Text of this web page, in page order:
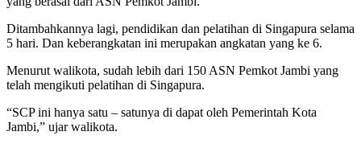
Ditambahkannya lagi, pendidikan dan pelatihan di Singapura selama
5 hari. Dan keberangkatan ini merupakan angkatan yang ke 6.
Menurut walikota, sudah lebih dari 150 ASN Pemkot Jambi yang
telah mengikuti pelatihan di Singapura.
“SCP ini hanya satu – satunya di dapat oleh Pemerintah Kota
Jambi,” ujar walikota.